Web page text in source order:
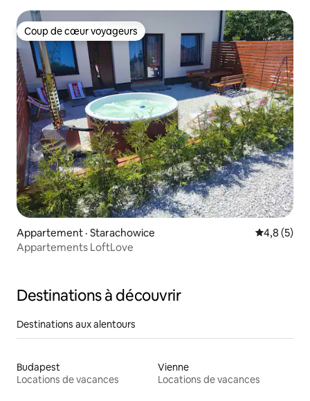
Coup de cœur voyageurs
Coup de cœur voyageurs
Appartement · Starachowice Note
4,8 (5)
Appartements LoftLove
Destinations à découvrir
Destinations aux alentours
Budapest
Locations de vacances
Vienne
Locations de vacances